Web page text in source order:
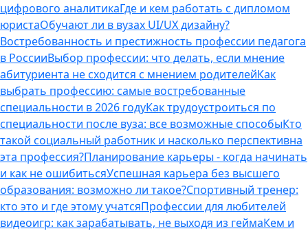
цифрового аналитикаГде и кем работать с дипломом
юристаОбучают ли в вузах UI/UX дизайну?
Востребованность и престижность профессии педагога
в РоссииВыбор профессии: что делать, если мнение
абитуриента не сходится с мнением родителейКак
выбрать профессию: самые востребованные
специальности в 2026 годуКак трудоустроиться по
специальности после вуза: все возможные способыКто
такой социальный работник и насколько перспективна
эта профессия?Планирование карьеры - когда начинать
и как не ошибитьсяУспешная карьера без высшего
образования: возможно ли такое?Спортивный тренер:
кто это и где этому учатсяПрофессии для любителей
видеоигр: как зарабатывать, не выходя из геймаКем и